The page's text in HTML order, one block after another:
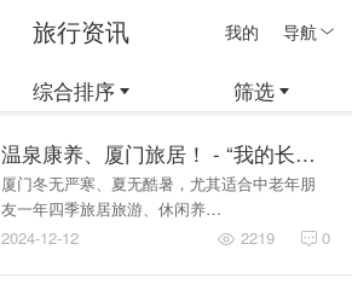
我的 导航
旅行资讯
综合排序 筛选
温泉康养、厦门旅居！ - “我的长辈”
厦门冬无严寒、夏无酷暑，尤其适合中老年朋
友一年四季旅居旅游、休闲养…
2024-12-12
0
2219